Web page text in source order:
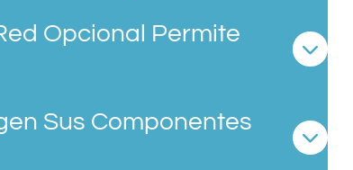
Opcional Permite
Sus Componentes